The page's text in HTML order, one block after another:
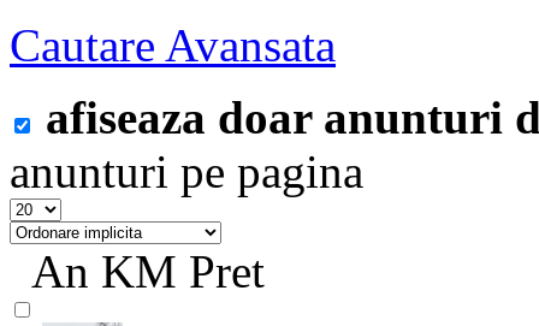
Cautare Avansata
afiseaza doar anunturi
anunturi pe pagina
An KM Pret